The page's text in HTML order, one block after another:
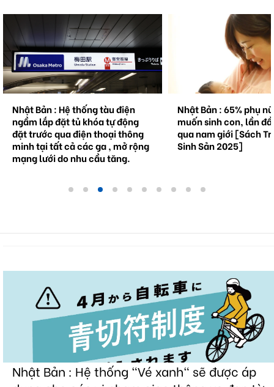
Nhật Bản : 65% phụ nữ không
muốn sinh con, lần đầu tiên vượt
qua nam giới [Sách Trắng về
Sinh Sản 2025]
Natto trở thành hiện
cầu . Bối cảnh và
tương lai.
Nhật Bản : Hệ thống "Vé xanh" sẽ được áp